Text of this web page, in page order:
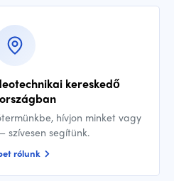
kereskedő
hívjon minket vagy
szívesen segítünk.
rólunk